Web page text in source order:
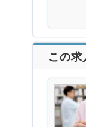
この求